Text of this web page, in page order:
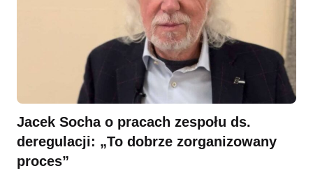
Jacek Socha o pracach zespołu ds.
deregulacji: „To dobrze zorganizowany
proces”